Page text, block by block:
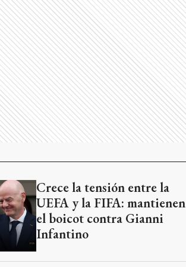
Crece la tensión entre la
UEFA y la FIFA: mantienen
el boicot contra Gianni
Infantino